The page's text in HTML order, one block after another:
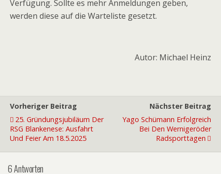
Verfügung. Sollte es mehr Anmeldungen geben,
werden diese auf die Warteliste gesetzt.
Autor: Michael Heinz
Vorheriger Beitrag
25. Gründungsjubiläum Der
RSG Blankenese: Ausfahrt
Und Feier Am 18.5.2025
Nächster Beitrag
Yago Schümann Erfolgreich
Bei Den Wernigeröder
Radsporttagen
6 Antworten